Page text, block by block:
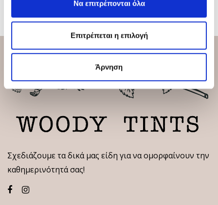
Να επιτρέπονται όλα
Επιτρέπεται η επιλογή
Άρνηση
Σχεδιάζουμε τα δικά μας είδη για να ομορφαίνουν την
καθημερινότητά σας!